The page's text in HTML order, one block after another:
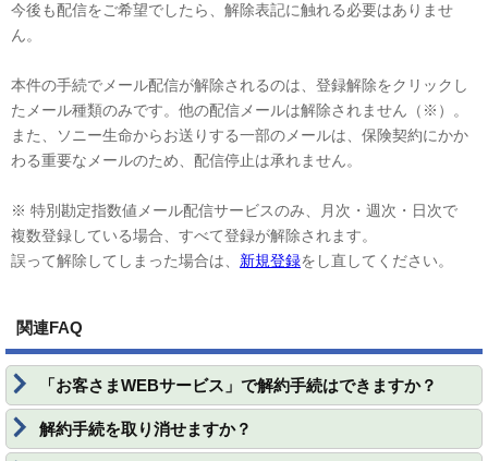
今後も配信をご希望でしたら、解除表記に触れる必要はありませ
ん。
本件の手続でメール配信が解除されるのは、登録解除をクリックし
たメール種類のみです。他の配信メールは解除されません（※）。
また、ソニー生命からお送りする一部のメールは、保険契約にかか
わる重要なメールのため、配信停止は承れません。
※ 特別勘定指数値メール配信サービスのみ、月次・週次・日次で
複数登録している場合、すべて登録が解除されます。
誤って解除してしまった場合は、 新規登録をし直してください。
関連FAQ
「お客さまWEBサービス」で解約手続はできますか？
解約手続を取り消せますか？